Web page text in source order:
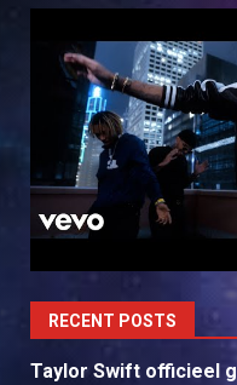
RECENT POSTS
Taylor Swift officieel